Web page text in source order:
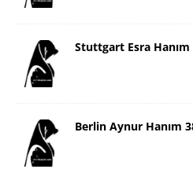
Stuttgart Esra Hanım
Berlin Aynur Hanım